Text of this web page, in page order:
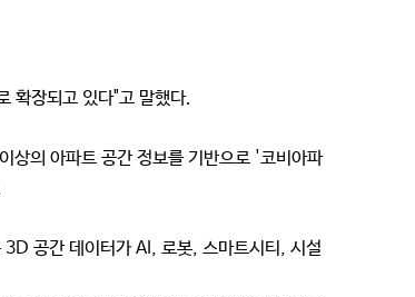
확장되고 있다"고 말했다.
상의 아파트 공간 정보를 기반으로 '코비아파
공간 데이터가 AI, 로봇, 스마트시티, 시설